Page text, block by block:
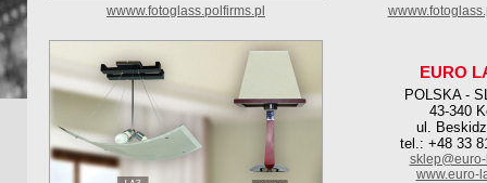
wwww.fotoglass.polfirms.pl
EURO
POLSKA -
43-340
ul.
tel.: +48 33
www.euro-